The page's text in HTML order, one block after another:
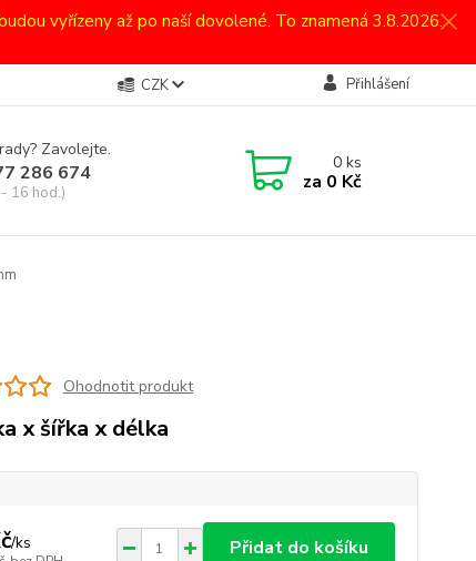
vyřízeny až po naší dovolené. To znamená 3.8.2026.
CZK Přihlášení
Zavolejte.
286 674
16 hod.)
0ks
za 0 Kč
Ohodnotit produkt
x šířka x délka
/ks Přidat do košíku